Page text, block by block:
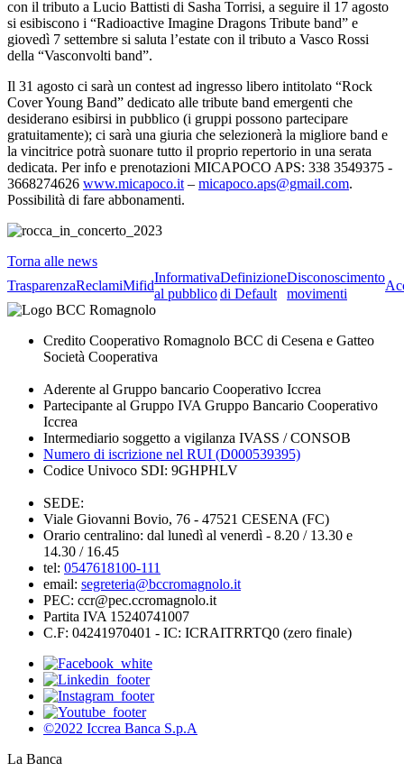
con il tributo a Lucio Battisti di Sasha Torrisi, a seguire il 17 agosto
si esibiscono i “Radioactive Imagine Dragons Tribute band” e
giovedì 7 settembre si saluta l’estate con il tributo a Vasco Rossi
della “Vasconvolti band”.
Il 31 agosto ci sarà un contest ad ingresso libero intitolato “Rock
Cover Young Band” dedicato alle tribute band emergenti che
desiderano esibirsi in pubblico (i gruppi possono partecipare
gratuitamente); ci sarà una giuria che selezionerà la migliore band e
la vincitrice potrà suonare tutto il proprio repertorio in una serata
dedicata. Per info e prenotazioni MICAPOCO APS: 338 3549375 -
3668274626 www.micapoco.it– micapoco.aps@gmail.com.
Possibilità di fare abbonamenti.
Torna alle news
TrasparenzaReclamiMifid
Informativa
al pubblico
Definizione
di Default
Disconoscimento
movimenti
Credito Cooperativo Romagnolo BCC di Cesena e Gatteo
Società Cooperativa
Aderente al Gruppo bancario Cooperativo Iccrea
Partecipante al Gruppo IVA Gruppo Bancario Cooperativo
Iccrea
Intermediario soggetto a vigilanza IVASS / CONSOB
Numero di iscrizione nel RUI (D000539395)
Codice Univoco SDI: 9GHPHLV
SEDE:
Viale Giovanni Bovio, 76 - 47521 CESENA (FC)
Orario centralino: dal lunedì al venerdì - 8.20 / 13.30 e
14.30 / 16.45
tel: 0547618100-111
email: segreteria@bccromagnolo.it
PEC: ccr@pec.ccromagnolo.it
Partita IVA 15240741007
C.F: 04241970401 - IC: ICRAITRRTQ0 (zero finale)
©2022 Iccrea Banca S.p.A
La Banca